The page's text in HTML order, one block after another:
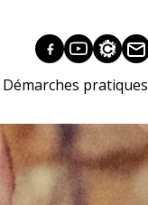
Démarches pratiques